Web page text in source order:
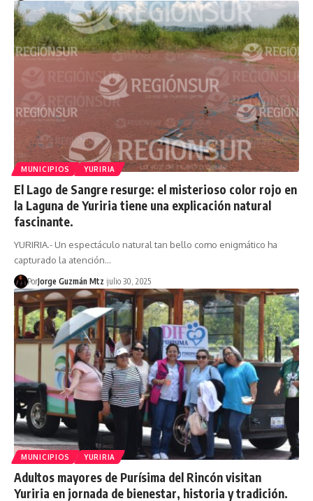
MUNICIPIOS YURIRIA
El Lago de Sangre resurge: el misterioso color rojo en
la Laguna de Yuriria tiene una explicación natural
fascinante.
YURIRIA.- Un espectáculo natural tan bello como enigmático ha
capturado la atención…
PorJorge Guzmán Mtz julio 30, 2025
MUNICIPIOS YURIRIA
Adultos mayores de Purísima del Rincón visitan
Yuriria en jornada de bienestar, historia y tradición.